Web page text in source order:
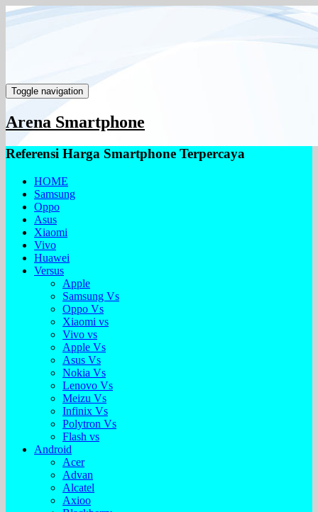
Toggle navigation
Arena Smartphone
Referensi Harga Smartphone Terpercaya
HOME
Samsung
Oppo
Asus
Xiaomi
Vivo
Huawei
Versus
Apple
Samsung Vs
Oppo Vs
Xiaomi vs
Vivo vs
Apple Vs
Asus Vs
Nokia Vs
Lenovo Vs
Meizu Vs
Infinix Vs
Polytron Vs
Flash vs
Android
Acer
Advan
Alcatel
Axioo